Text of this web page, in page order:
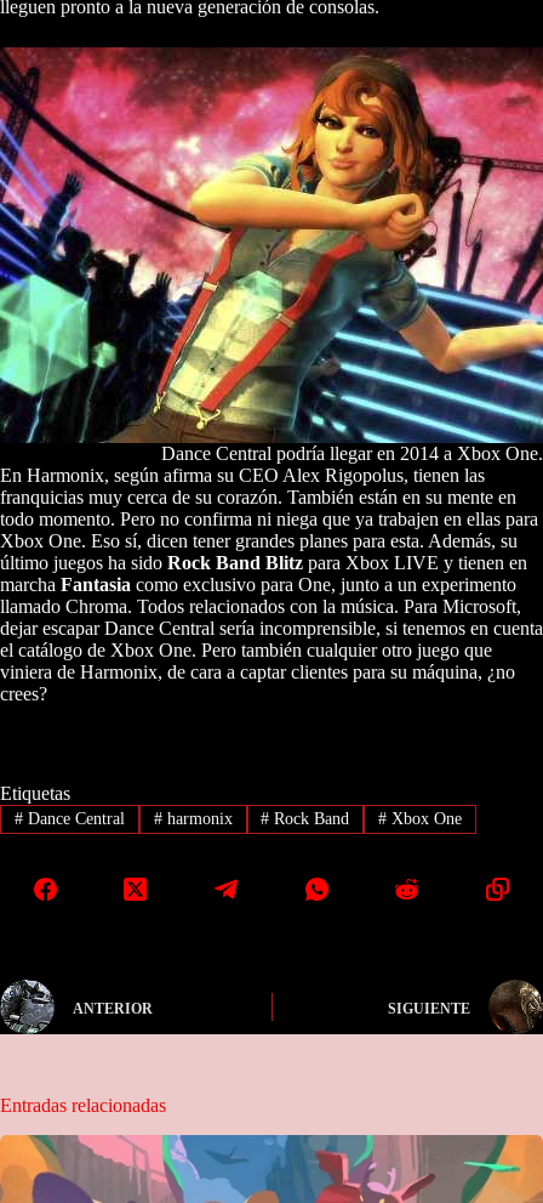
lleguen pronto a la nueva generación de consolas.
Dance Central podría llegar en 2014 a Xbox One.
En Harmonix, según afirma su CEO Alex Rigopolus, tienen las
franquicias muy cerca de su corazón. También están en su mente en
todo momento. Pero no confirma ni niega que ya trabajen en ellas para
Xbox One. Eso sí, dicen tener grandes planes para esta. Además, su
último juegos ha sido Rock Band Blitz para Xbox LIVE y tienen en
marcha Fantasia como exclusivo para One, junto a un experimento
llamado Chroma. Todos relacionados con la música. Para Microsoft,
dejar escapar Dance Central sería incomprensible, si tenemos en cuenta
el catálogo de Xbox One. Pero también cualquier otro juego que
viniera de Harmonix, de cara a captar clientes para su máquina, ¿no
crees?
Etiquetas
#Dance Central #harmonix # Rock Band # Xbox One
ANTERIOR SIGUIENTE
Entradas relacionadas